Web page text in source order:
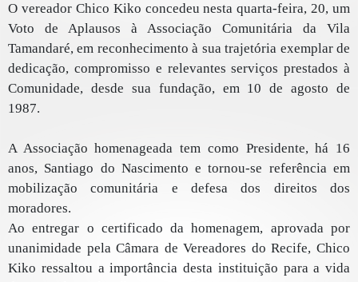
O vereador Chico Kiko concedeu nesta quarta-feira, 20, um
Voto de Aplausos à Associação Comunitária da Vila
Tamandaré, em reconhecimento à sua trajetória exemplar de
dedicação, compromisso e relevantes serviços prestados à
Comunidade, desde sua fundação, em 10 de agosto de
1987.
A Associação homenageada tem como Presidente, há 16
anos, Santiago do Nascimento e tornou-se referência em
mobilização comunitária e defesa dos direitos dos
moradores.
Ao entregar o certificado da homenagem, aprovada por
unanimidade pela Câmara de Vereadores do Recife, Chico
Kiko ressaltou a importância desta instituição para a vida